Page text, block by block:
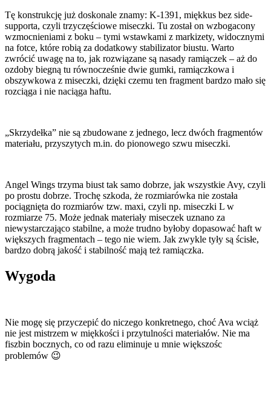
Tę konstrukcję już doskonale znamy: K-1391, miękkus bez side-
supporta, czyli trzyczęściowe miseczki. Tu został on wzbogacony
wzmocnieniami z boku – tymi wstawkami z markizety, widocznymi
na fotce, które robią za dodatkowy stabilizator biustu. Warto
zwrócić uwagę na to, jak rozwiązane są nasady ramiączek – aż do
ozdoby biegną tu równocześnie dwie gumki, ramiączkowa i
obszywkowa z miseczki, dzięki czemu ten fragment bardzo mało się
rozciąga i nie naciąga haftu.
„Skrzydełka” nie są zbudowane z jednego, lecz dwóch fragmentów
materiału, przyszytych m.in. do pionowego szwu miseczki.
Angel Wings trzyma biust tak samo dobrze, jak wszystkie Avy, czyli
po prostu dobrze. Trochę szkoda, że rozmiarówka nie została
pociągnięta do rozmiarów tzw. maxi, czyli np. miseczki L w
rozmiarze 75. Może jednak materiały miseczek uznano za
niewystarczająco stabilne, a może trudno byłoby dopasować haft w
większych fragmentach – tego nie wiem. Jak zwykle tyły są ścisłe,
bardzo dobrą jakość i stabilność mają też ramiączka.
Wygoda
Nie mogę się przyczepić do niczego konkretnego, choć Ava wciąż
nie jest mistrzem w miękkości i przytulności materiałów. Nie ma
fiszbin bocznych, co od razu eliminuje u mnie większośc
problemów 😉